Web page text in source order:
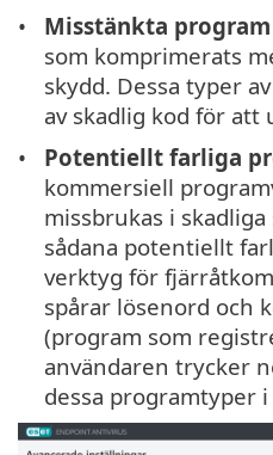
Misstänkta program
som komprimerats
skydd. Dessa typer
av skadlig kod för att
Potentiellt farliga
kommersiell
missbrukas i
sådana potentiellt
verktyg för
spårar lösenord och
(program som
användaren trycker
dessa programtyper i